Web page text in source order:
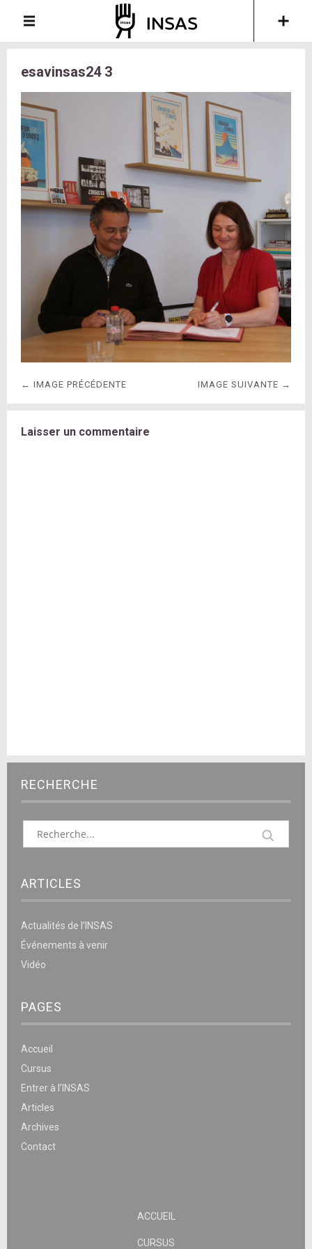
esavinsas24 3
← IMAGE PRÉCÉDENTE IMAGE SUIVANTE →
Laisser un commentaire
RECHERCHE
ARTICLES
Actualités de l’INSAS
Événements à venir
Vidéo
PAGES
Accueil
Cursus
Entrer à l’INSAS
Articles
Archives
Contact
ACCUEIL
CURSUS